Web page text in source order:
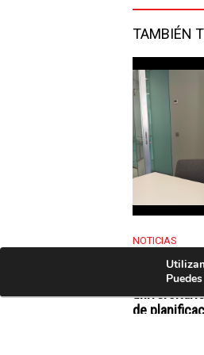
TAMBIÉN
NOTICIAS
El PSOE
Gobierno
de